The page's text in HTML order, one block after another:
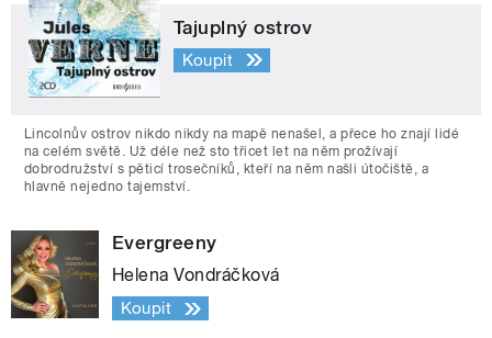
Tajuplný ostrov
Koupit
Lincolnův ostrov nikdo nikdy na mapě nenašel, a přece ho znají lidé
na celém světě. Už déle než sto třicet let na něm prožívají
dobrodružství s pěticí trosečníků, kteří na něm našli útočiště, a
hlavně nejedno tajemství.
Evergreeny
Helena Vondráčková
Koupit